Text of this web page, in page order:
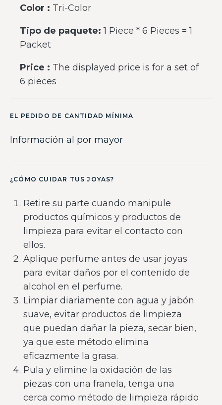
Color : Tri-Color
Tipo de paquete: 1 Piece * 6 Pieces = 1
Packet
Price : The displayed price is for a set of
6 pieces
EL PEDIDO DE CANTIDAD MÍNIMA
Información al por mayor
¿CÓMO CUIDAR TUS JOYAS?
Retire su parte cuando manipule
productos químicos y productos de
limpieza para evitar el contacto con
ellos.
Aplique perfume antes de usar joyas
para evitar daños por el contenido de
alcohol en el perfume.
Limpiar diariamente con agua y jabón
suave, evitar productos de limpieza
que puedan dañar la pieza, secar bien,
ya que este método elimina
eficazmente la grasa.
Pula y elimine la oxidación de las
piezas con una franela, tenga una
cerca como método de limpieza rápido